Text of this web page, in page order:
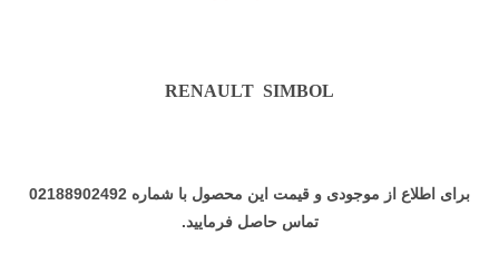
RENAULT SIMBOL
برای اطلاع از موجودی و قیمت این محصول با شماره 02188902492
تماس حاصل فرمایید.